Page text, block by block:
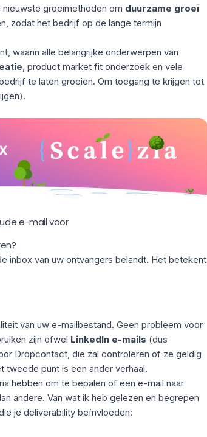
groeimethoden om duurzame groei
zodat het bedrijf op de lange termijn
waarin alle belangrijke onderwerpen van
, product market fit onderzoek en vele
te laten groeien. Om toegang te krijgen tot
e-mail voor
inbox van uw ontvangers belandt. Het betekent
van uw e-mailbestand. Geen probleem voor
zijn ofwel LinkedIn e-mails (dus
Dropcontact, die zal controleren of ze geldig
tweede punt is een ander verhaal.
hebben om te bepalen of een e-mail naar
andere. Van wat ik heb gelezen en begrepen
je deliverability beïnvloeden: